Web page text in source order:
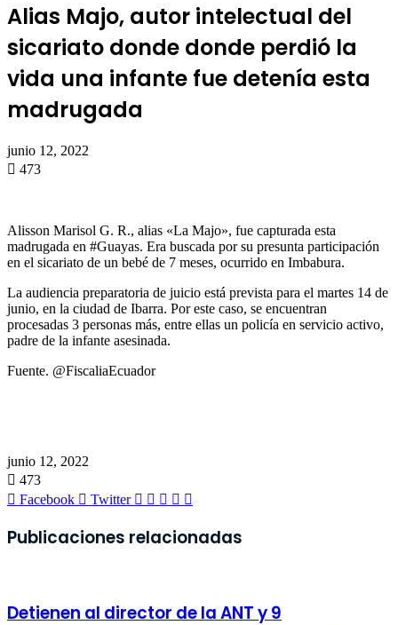
Alias Majo, autor intelectual del
sicariato donde donde perdió la
vida una infante fue detenía esta
madrugada
junio 12, 2022
473
Alisson Marisol G. R., alias «La Majo», fue capturada esta
madrugada en #Guayas. Era buscada por su presunta participación
en el sicariato de un bebé de 7 meses, ocurrido en Imbabura.
La audiencia preparatoria de juicio está prevista para el martes 14 de
junio, en la ciudad de Ibarra. Por este caso, se encuentran
procesadas 3 personas más, entre ellas un policía en servicio activo,
padre de la infante asesinada.
Fuente. @FiscaliaEcuador
junio 12, 2022
473
Facebook
Twitter LinkedIn
Pinterest
WhatsApp
Telegram
Publicaciones relacionadas
Detienen al director de la ANT y 9